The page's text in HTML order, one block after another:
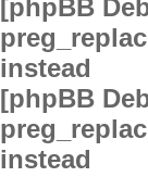
[phpBB
instead
[phpBB
instead